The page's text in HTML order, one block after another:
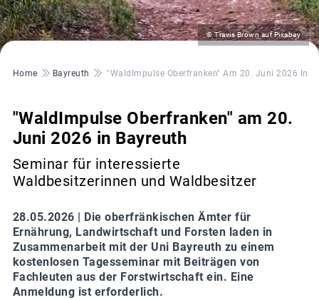
© Travis Brown auf Pixabay©
Pfadnavigation
Home Bayreuth "WaldImpulse Oberfranken" Am 20. Juni 2026 In
"WaldImpulse Oberfranken" am 20.
Juni 2026 in Bayreuth
Seminar für interessierte
Waldbesitzerinnen und Waldbesitzer
28.05.2026 | Die oberfränkischen Ämter für
Ernährung, Landwirtschaft und Forsten laden in
Zusammenarbeit mit der Uni Bayreuth zu einem
kostenlosen Tagesseminar mit Beiträgen von
Fachleuten aus der Forstwirtschaft ein. Eine
Anmeldung ist erforderlich.